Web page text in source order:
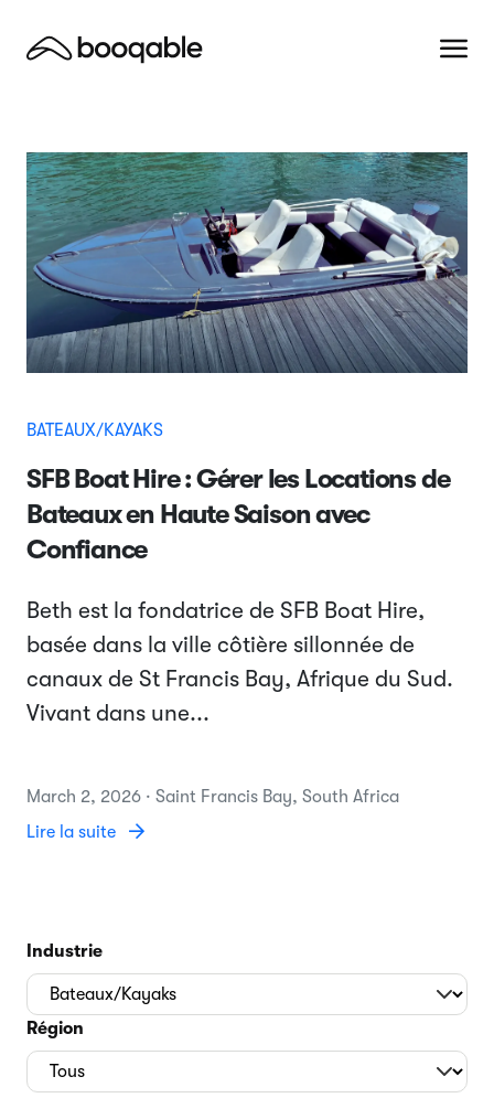
BATEAUX/KAYAKS
SFB Boat Hire : Gérer les Locations de
Bateaux en Haute Saison avec
Confiance
Beth est la fondatrice de SFB Boat Hire,
basée dans la ville côtière sillonnée de
canaux de St Francis Bay, Afrique du Sud.
Vivant dans une...
March 2, 2026 · Saint Francis Bay, South Africa
Lire la suite
Industrie
Région